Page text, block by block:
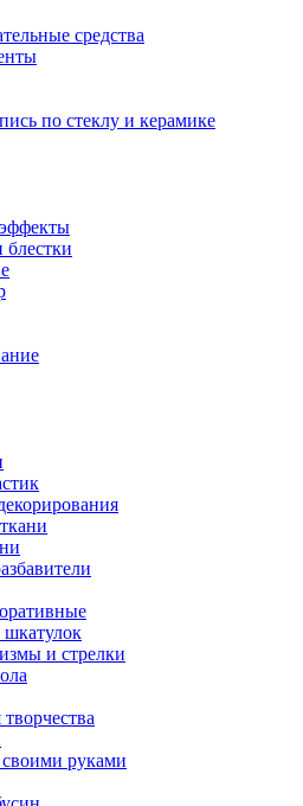
средства
по стеклу и керамике
блестки
и стрелки
руками